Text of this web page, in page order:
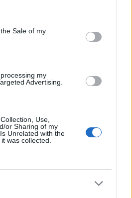
purposes in below Google
Sale of my
my
Advertising.
Use,
or Sharing of my
Unrelated with the
was collected.
gemellate, ma da quanto mi
montata una valvola uguale a
poi ci si avvita sopra una prolunga
seconda foto, è una comune
vero che di solito i mezzi a ruota
ma fossi in te, le farei
ci devi avvitare sopra le prolunghe